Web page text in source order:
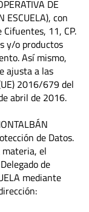
DE
ESCUELA), con
11, CP.
y/o productos
Así mismo,
ajusta a las
2016/679 del
abril de 2016.
de Datos.
el
de
mediante